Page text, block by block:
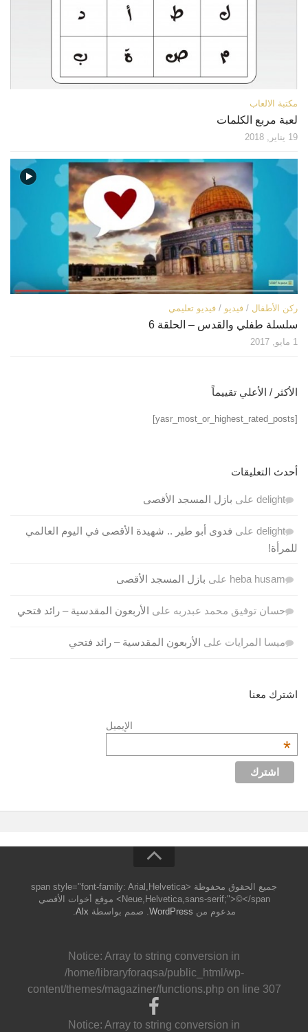
اتصل بنا
الموقع الأم
مكتبة الالعاب
لعبة مربع الكلمات
19 يناير, 2018
ركن الأطفال / فيديو / فيديو تعليمي
سلسلة طفلي والقدس – الحلقة 6
1 مايو, 2017
الأكثر / الأعلي تقييماً
[yasr_most_or_highest_rated_posts]
أحدث التعليقات
delight على بازل المسجد الأقصى
delight على فدوى أبو طير .. شهيدة الأقصى في اليوم العالمي
للمرأة!
heba husam على بازل المسجد الأقصى
حسان توفيق محمد عبدربه على الأربعون المقدسية – رائد فتحي
ميسا المرايات على الأربعون المقدسية – رائد فتحي
اشترك معنا
الإيميل
*
جميع الحقوق محفوظة <span style="font-family: Arial,Helvetica
Neue,Helvetica,sans-serif;">©</span> موقع أخوات الأقصي
مدعوم من WordPress. صمم بواسطة Alx
.
Notice: Array to string conversion in
/home/libraryforaqsa/public_html/wp-
content/themes/magaziner/functions.php on line 307
Notice: Array to string conversion in